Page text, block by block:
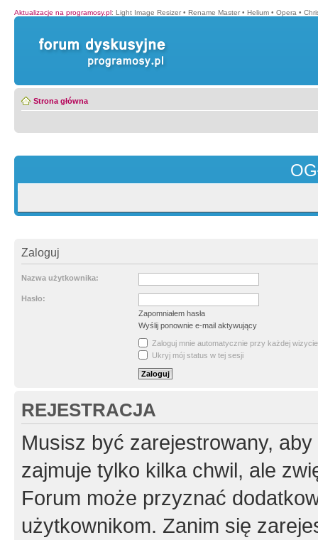
Aktualizacje na programosy.pl: Light Image Resizer • Rename Master • Helium • Opera •
Strona główna
Zaloguj
Nazwa użytkownika:
Hasło:
Zapomniałem hasła
Wyślij ponownie e-mail aktywujący
Zaloguj mnie automatycznie przy każdej wizycie
Ukryj mój status w tej sesji
REJESTRACJA
Musisz być zarejestrowany,
zajmuje tylko kilka chwil, ale
Forum może przyznać
użytkownikom. Zanim się